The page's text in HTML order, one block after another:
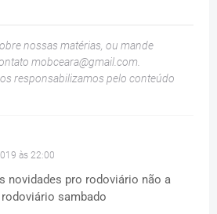
nossas matérias, ou mande
mobceara@gmail.com
responsabilizamos pelo conteúdo
às 22:00
novidades pro rodoviário não a
sambado